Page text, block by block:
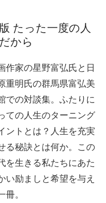
たった一度の人
から
作家の星野富弘氏と日
重明氏の群馬県富弘美
での対談集。ふたりに
ての人生のターニング
ントとは？人生を充実
る秘訣とは何か。この
を生きる私たちにあた
い励ましと希望を与え
冊。